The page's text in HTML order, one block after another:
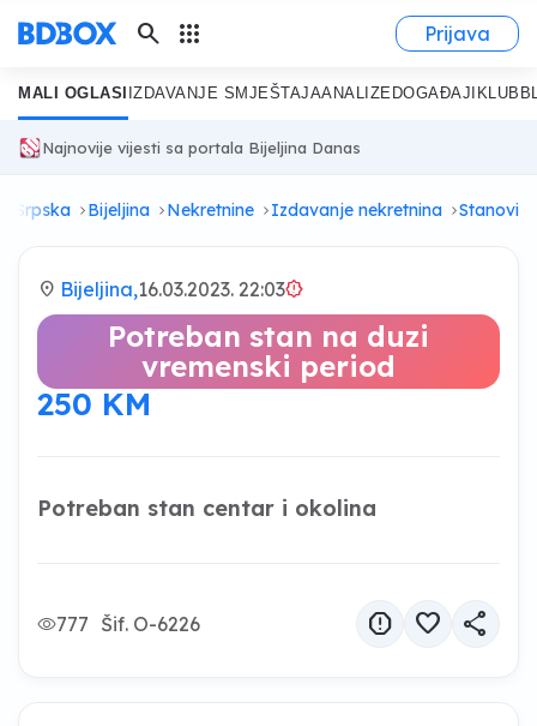
search apps Prijava
MALI OGLASI IZDAVANJE SMJEŠTAJAANALIZE DOGAĐAJI KLUB
Najnovije vijesti sa portala Bijeljina Danas
Srpska Bijeljina Nekretnine Izdavanje nekretnina Stanovi
location_on Bijeljina,16.03.2023. 22:03brightness_alert
Potreban stan na duzi
vremenski period
250 KM
Potreban stan centar i okolina
777 Šif. O-6226 report favorite share